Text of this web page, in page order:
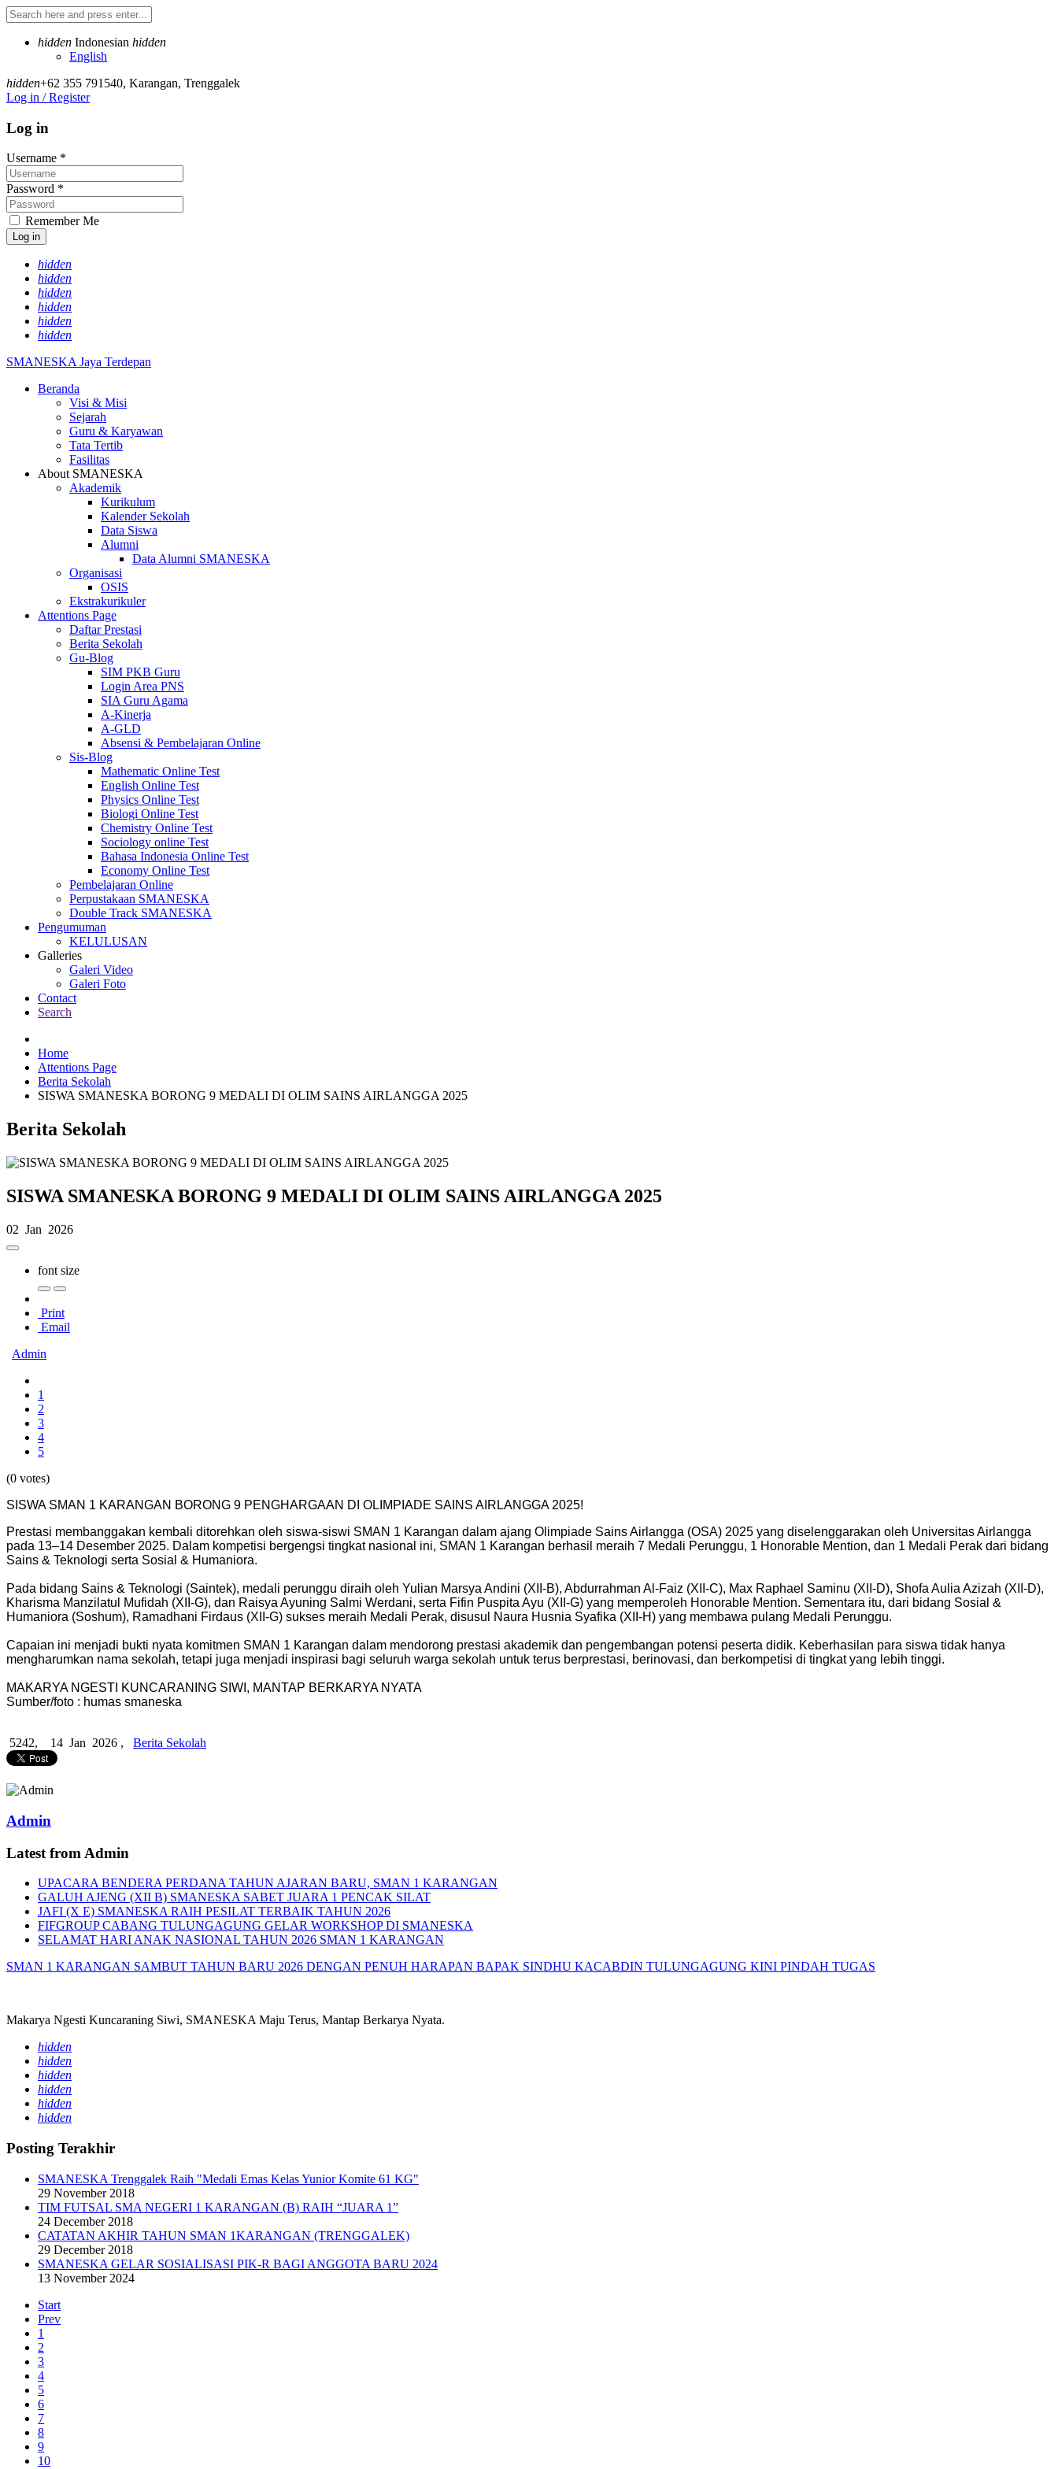
hidden Indonesian hidden
English
hidden+62 355 791540, Karangan, Trenggalek
Log in / Register
Log in
Username *
Password *
Remember Me
Log in
hidden
hidden
hidden
hidden
hidden
hidden
SMANESKA Jaya Terdepan
Beranda
Visi & Misi
Sejarah
Guru & Karyawan
Tata Tertib
Fasilitas
About SMANESKA
Akademik
Kurikulum
Kalender Sekolah
Data Siswa
Alumni
Data Alumni SMANESKA
Organisasi
OSIS
Ekstrakurikuler
Attentions Page
Daftar Prestasi
Berita Sekolah
Gu-Blog
SIM PKB Guru
Login Area PNS
SIA Guru Agama
A-Kinerja
A-GLD
Absensi & Pembelajaran Online
Sis-Blog
Mathematic Online Test
English Online Test
Physics Online Test
Biologi Online Test
Chemistry Online Test
Sociology online Test
Bahasa Indonesia Online Test
Economy Online Test
Pembelajaran Online
Perpustakaan SMANESKA
Double Track SMANESKA
Pengumuman
KELULUSAN
Galleries
Galeri Video
Galeri Foto
Contact
Search
Home
Attentions Page
Berita Sekolah
SISWA SMANESKA BORONG 9 MEDALI DI OLIM SAINS AIRLANGGA 2025
Berita Sekolah
SISWA SMANESKA BORONG 9 MEDALI DI OLIM SAINS AIRLANGGA 2025
02 Jan 2026
font size
Print
Email
Admin
1
2
3
4
5
(0 votes)
SISWA SMAN 1 KARANGAN BORONG 9 PENGHARGAAN DI OLIMPIADE SAINS AIRLANGGA 2025!
Prestasi membanggakan kembali ditorehkan oleh siswa-siswi SMAN 1 Karangan dalam ajang Olimpiade Sains Airlangga (OSA) 2025 yang diselenggarakan oleh Universitas Airlangga
pada 13–14 Desember 2025. Dalam kompetisi bergengsi tingkat nasional ini, SMAN 1 Karangan berhasil meraih 7 Medali Perunggu, 1 Honorable Mention, dan 1 Medali Perak dari bidang
Sains & Teknologi serta Sosial & Humaniora.
Pada bidang Sains & Teknologi (Saintek), medali perunggu diraih oleh Yulian Marsya Andini (XII-B), Abdurrahman Al-Faiz (XII-C), Max Raphael Saminu (XII-D), Shofa Aulia Azizah (XII-D),
Kharisma Manzilatul Mufidah (XII-G), dan Raisya Ayuning Salmi Werdani, serta Fifin Puspita Ayu (XII-G) yang memperoleh Honorable Mention. Sementara itu, dari bidang Sosial &
Humaniora (Soshum), Ramadhani Firdaus (XII-G) sukses meraih Medali Perak, disusul Naura Husnia Syafika (XII-H) yang membawa pulang Medali Perunggu.
Capaian ini menjadi bukti nyata komitmen SMAN 1 Karangan dalam mendorong prestasi akademik dan pengembangan potensi peserta didik. Keberhasilan para siswa tidak hanya
mengharumkan nama sekolah, tetapi juga menjadi inspirasi bagi seluruh warga sekolah untuk terus berprestasi, berinovasi, dan berkompetisi di tingkat yang lebih tinggi.
MAKARYA NGESTI KUNCARANING SIWI, MANTAP BERKARYA NYATA
Sumber/foto : humas smaneska
5242, 14 Jan 2026 , Berita Sekolah
Admin
Latest from Admin
UPACARA BENDERA PERDANA TAHUN AJARAN BARU, SMAN 1 KARANGAN
GALUH AJENG (XII B) SMANESKA SABET JUARA 1 PENCAK SILAT
JAFI (X E) SMANESKA RAIH PESILAT TERBAIK TAHUN 2026
FIFGROUP CABANG TULUNGAGUNG GELAR WORKSHOP DI SMANESKA
SELAMAT HARI ANAK NASIONAL TAHUN 2026 SMAN 1 KARANGAN
SMAN 1 KARANGAN SAMBUT TAHUN BARU 2026 DENGAN PENUH HARAPAN BAPAK SINDHU KACABDIN TULUNGAGUNG KINI PINDAH TUGAS
Makarya Ngesti Kuncaraning Siwi, SMANESKA Maju Terus, Mantap Berkarya Nyata.
hidden
hidden
hidden
hidden
hidden
hidden
Posting Terakhir
SMANESKA Trenggalek Raih "Medali Emas Kelas Yunior Komite 61 KG"
29 November 2018
TIM FUTSAL SMA NEGERI 1 KARANGAN (B) RAIH “JUARA 1”
24 December 2018
CATATAN AKHIR TAHUN SMAN 1KARANGAN (TRENGGALEK)
29 December 2018
SMANESKA GELAR SOSIALISASI PIK-R BAGI ANGGOTA BARU 2024
13 November 2024
Start
Prev
1
2
3
4
5
6
7
8
9
10